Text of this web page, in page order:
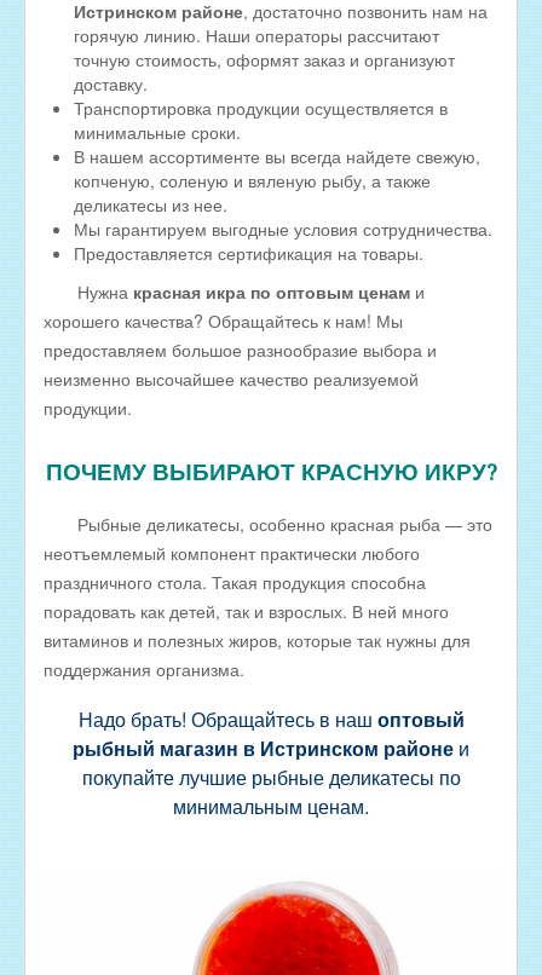
ОБРАТНАЯ СВЯЗЬ
ИНТЕРНЕТ-МАГАЗИН
Истринском районе, достаточно позвонить нам на
горячую линию. Наши операторы рассчитают
точную стоимость, оформят заказ и организуют
доставку.
Транспортировка продукции осуществляется в
минимальные сроки.
В нашем ассортименте вы всегда найдете свежую,
копченую, соленую и вяленую рыбу, а также
деликатесы из нее.
Мы гарантируем выгодные условия сотрудничества.
Предоставляется сертификация на товары.
Нужна красная икра по оптовым ценам и
хорошего качества? Обращайтесь к нам! Мы
предоставляем большое разнообразие выбора и
неизменно высочайшее качество реализуемой
продукции.
ПОЧЕМУ ВЫБИРАЮТ КРАСНУЮ ИКРУ?
Рыбные деликатесы, особенно красная рыба — это
неотъемлемый компонент практически любого
праздничного стола. Такая продукция способна
порадовать как детей, так и взрослых. В ней много
витаминов и полезных жиров, которые так нужны для
поддержания организма.
Надо брать! Обращайтесь в наш оптовый
рыбный магазин в Истринском районе и
покупайте лучшие рыбные деликатесы по
минимальным ценам.